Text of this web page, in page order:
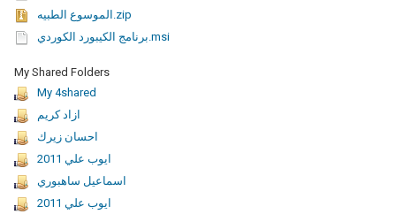
الموسوع الطبيه.zip
برنامج الكيبورد الكوردي.msi
My Shared Folders
My 4shared
ازاد كریم
احسان زيرك
ايوب علي 2011
اسماعيل ساهبوري
ايوب علي 2011